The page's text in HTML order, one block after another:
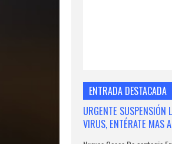
ENTRADA DESTACADA
URGENTE SUSPENSIÓN
VIRUS, ENTÉRATE MAS